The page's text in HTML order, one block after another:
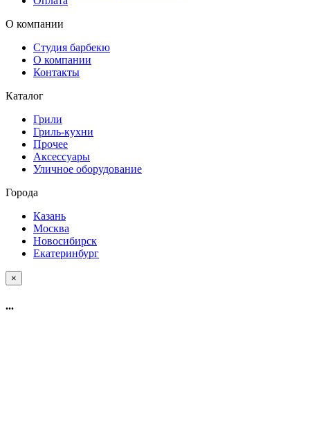
О компании
Студия барбекю
О компании
Контакты
Каталог
Грили
Гриль-кухни
Прочее
Аксессуары
Уличное оборудование
Города
Казань
Москва
Новосибирск
Екатеринбург
×
...